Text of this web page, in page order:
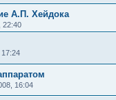
А.П. Хейдока
22:40
17:24
16:04